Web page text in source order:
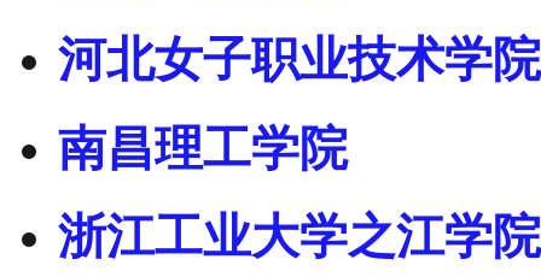
河北女子职业技术学院
南昌理工学院
浙江工业大学之江学院